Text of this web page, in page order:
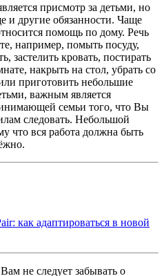
присмотр за детьми, но
и другие обязанности. Чаще
помощь по дому. Речь
например, помыть посуду,
застелить кровать, постирать
накрыть на стол, убрать со
приготовить небольшие
важным является
семьи того, что Вы
следовать. Небольшой
что вся работа должна быть
как адаптироваться в новой
не следует забывать о